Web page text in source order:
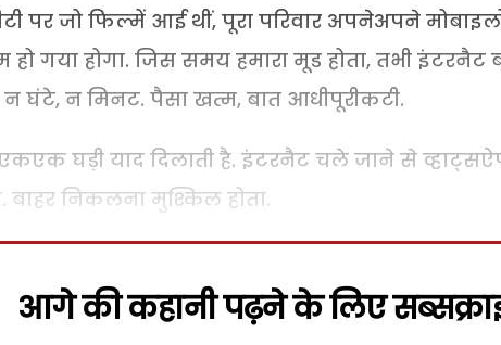
पर जो फिल्में आई थीं, पूरा परिवार अपनेअपने
गया होगा. जिस समय हमारा मूड होता, तभी इंटरनैट
घंटे, न मिनट. पैसा खत्म, बात आधीपूरीकटी.
घड़ी याद दिलाती है. इंटरनैट चले जाने से
निकलना मुश्किल होता.
आगे की कहानी पढ़ने के लिए